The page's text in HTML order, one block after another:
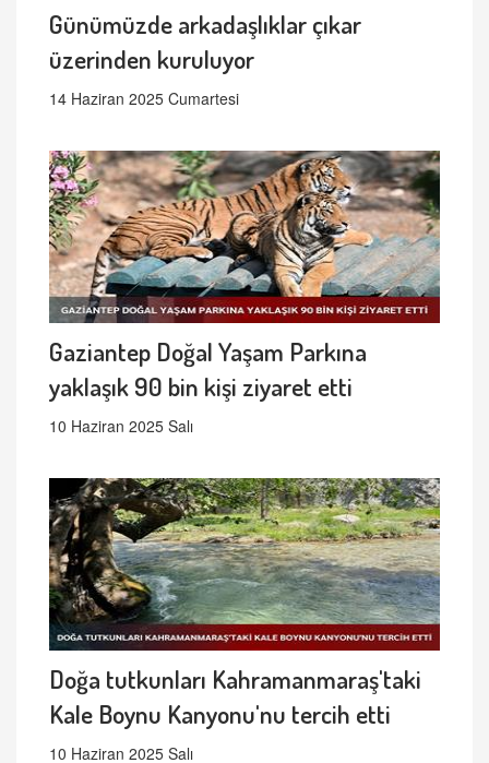
Günümüzde arkadaşlıklar çıkar
üzerinden kuruluyor
14 Haziran 2025 Cumartesi
Gaziantep Doğal Yaşam Parkına
yaklaşık 90 bin kişi ziyaret etti
10 Haziran 2025 Salı
Doğa tutkunları Kahramanmaraş'taki
Kale Boynu Kanyonu'nu tercih etti
10 Haziran 2025 Salı